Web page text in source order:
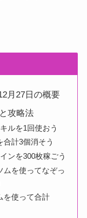
月27日の概要
攻略法
ルを1回使おう
合計3個消そう
ンを300枚稼ごう
ムを使ってなぞっ
を使って合計